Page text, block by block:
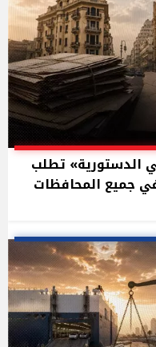
الدستورية» تطلب
جميع المحافظات